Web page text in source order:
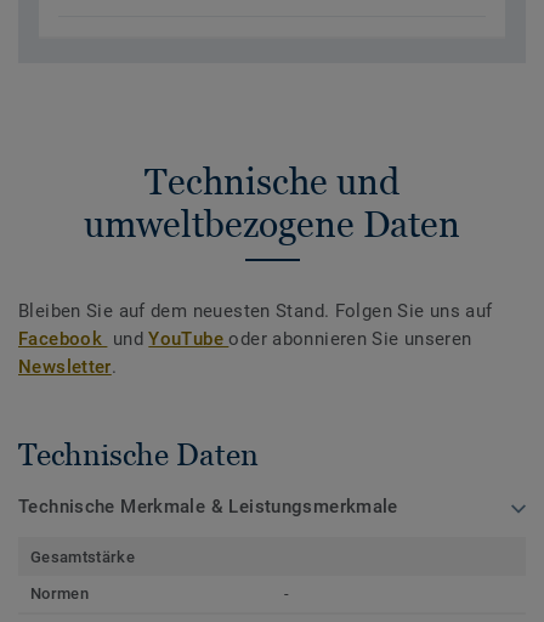
Technische und
umweltbezogene Daten
Bleiben Sie auf dem neuesten Stand. Folgen Sie uns auf
Facebook undYouTubeoder abonnieren Sie unseren
Newsletter.
Technische Daten
Technische Merkmale & Leistungsmerkmale
Gesamtstärke
Normen
-